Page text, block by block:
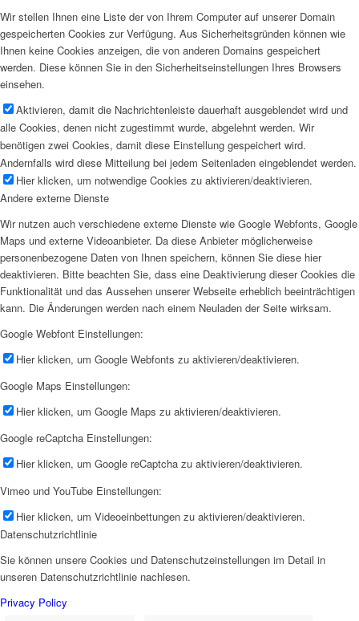
Wir stellen Ihnen eine Liste der von Ihrem Computer auf unserer Domain
gespeicherten Cookies zur Verfügung. Aus Sicherheitsgründen können wie
Ihnen keine Cookies anzeigen, die von anderen Domains gespeichert
werden. Diese können Sie in den Sicherheitseinstellungen Ihres Browsers
einsehen.
Aktivieren, damit die Nachrichtenleiste dauerhaft ausgeblendet wird und
alle Cookies, denen nicht zugestimmt wurde, abgelehnt werden. Wir
benötigen zwei Cookies, damit diese Einstellung gespeichert wird.
Andernfalls wird diese Mitteilung bei jedem Seitenladen eingeblendet werden.
Hier klicken, um notwendige Cookies zu aktivieren/deaktivieren.
Andere externe Dienste
Wir nutzen auch verschiedene externe Dienste wie Google Webfonts, Google
Maps und externe Videoanbieter. Da diese Anbieter möglicherweise
personenbezogene Daten von Ihnen speichern, können Sie diese hier
deaktivieren. Bitte beachten Sie, dass eine Deaktivierung dieser Cookies die
Funktionalität und das Aussehen unserer Webseite erheblich beeinträchtigen
kann. Die Änderungen werden nach einem Neuladen der Seite wirksam.
Google Webfont Einstellungen:
Hier klicken, um Google Webfonts zu aktivieren/deaktivieren.
Google Maps Einstellungen:
Hier klicken, um Google Maps zu aktivieren/deaktivieren.
Google reCaptcha Einstellungen:
Hier klicken, um Google reCaptcha zu aktivieren/deaktivieren.
Vimeo und YouTube Einstellungen:
Hier klicken, um Videoeinbettungen zu aktivieren/deaktivieren.
Datenschutzrichtlinie
Sie können unsere Cookies und Datenschutzeinstellungen im Detail in
unseren Datenschutzrichtlinie nachlesen.
Privacy Policy